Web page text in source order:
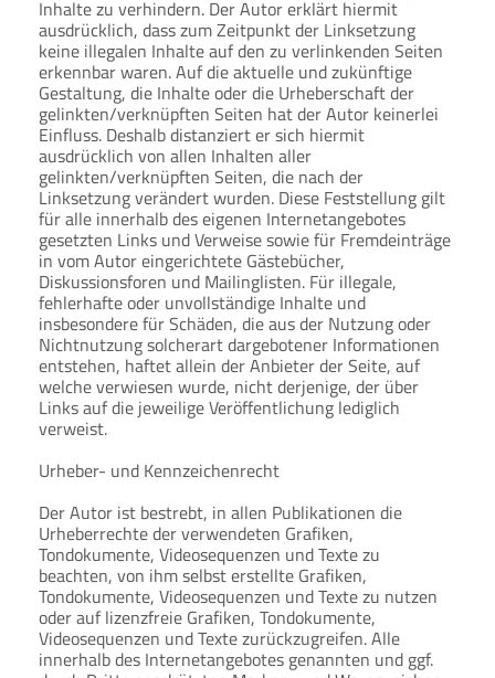
Inhalte zu verhindern. Der Autor erklärt hiermit
ausdrücklich, dass zum Zeitpunkt der Linksetzung
keine illegalen Inhalte auf den zu verlinkenden Seiten
erkennbar waren. Auf die aktuelle und zukünftige
Gestaltung, die Inhalte oder die Urheberschaft der
gelinkten/verknüpften Seiten hat der Autor keinerlei
Einfluss. Deshalb distanziert er sich hiermit
ausdrücklich von allen Inhalten aller
gelinkten/verknüpften Seiten, die nach der
Linksetzung verändert wurden. Diese Feststellung gilt
für alle innerhalb des eigenen Internetangebotes
gesetzten Links und Verweise sowie für Fremdeinträge
in vom Autor eingerichtete Gästebücher,
Diskussionsforen und Mailinglisten. Für illegale,
fehlerhafte oder unvollständige Inhalte und
insbesondere für Schäden, die aus der Nutzung oder
Nichtnutzung solcherart dargebotener Informationen
entstehen, haftet allein der Anbieter der Seite, auf
welche verwiesen wurde, nicht derjenige, der über
Links auf die jeweilige Veröffentlichung lediglich
verweist.
Urheber- und Kennzeichenrecht
Der Autor ist bestrebt, in allen Publikationen die
Urheberrechte der verwendeten Grafiken,
Tondokumente, Videosequenzen und Texte zu
beachten, von ihm selbst erstellte Grafiken,
Tondokumente, Videosequenzen und Texte zu nutzen
oder auf lizenzfreie Grafiken, Tondokumente,
Videosequenzen und Texte zurückzugreifen. Alle
innerhalb des Internetangebotes genannten und ggf.